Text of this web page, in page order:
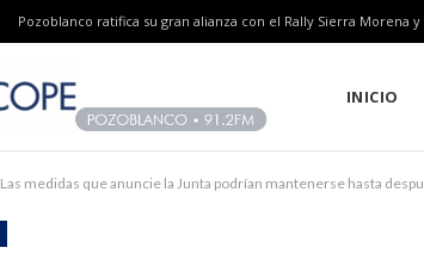
INICIO
Las medidas que anuncie la Junta podrían mantenerse hasta